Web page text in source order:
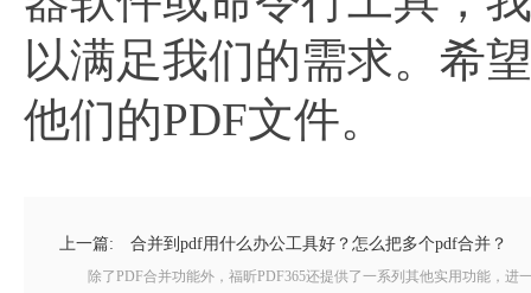
以满足我们的需求。希
他们的PDF文件。
上一篇: 合并到pdf用什么办公工具好？怎么把多个pdf合并？
除了PDF合并功能外，福昕PDF365还提供了一系列其他实用功能，进